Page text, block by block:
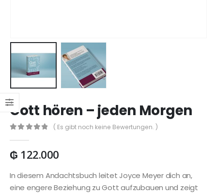
Gott hören – jeden Morgen
( Es gibt noch keine Bewertungen. )
₲ 122.000
In diesem Andachtsbuch leitet Joyce Meyer dich an,
eine engere Beziehung zu Gott aufzubauen und zeigt